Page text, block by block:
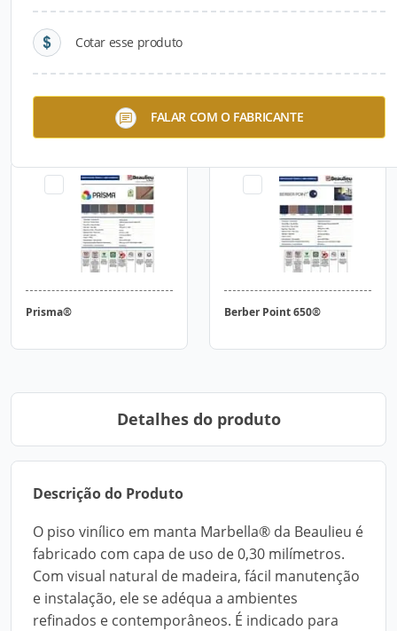
Cotar esse produto
FALAR COM O FABRICANTE
Prisma® Berber Point 650®
Detalhes do produto
Descrição do Produto
O piso vinílico em manta Marbella® da Beaulieu é
fabricado com capa de uso de 0,30 milímetros.
Com visual natural de madeira, fácil manutenção
e instalação, ele se adéqua a ambientes
refinados e contemporâneos. É indicado para